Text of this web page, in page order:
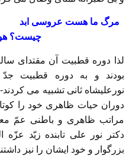
مرگ ما هست
چیست؟ هو
لذا دوره قطبیت آن مقتدای
بودند و به دوره قطبیت
نورعلیشاه ثانی تشبیه می
دوران حیات ظاهری خود را
مراتب ظاهری و باطنی عمّ
دکتر نور علی تابنده زیّد
بزرگوار و خود ایشان را نیز